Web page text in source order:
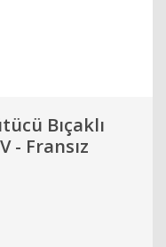
Bıçaklı
- Fransız